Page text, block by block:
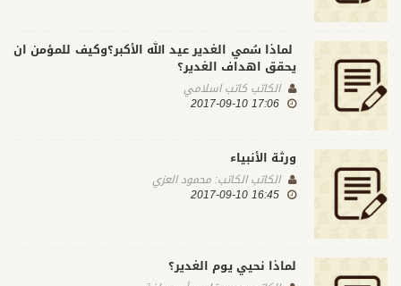
لماذا سُمي الغدير عيد الله الأكبر؟وكيف للمؤمن ان
يحقق اهداف الغدير؟
الكاتبكاتب اسلامي
17:06 2017-09-10
ورثة الأنبياء
الكاتبالكاتب: محمود العزي
16:45 2017-09-10
لماذا نحيي يوم الغدير؟